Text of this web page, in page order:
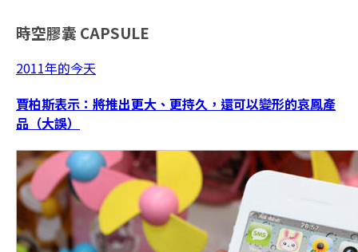
時空膠囊 CAPSULE
2011年的今天
賈柏斯表示：將推出更大、更持久，還可以變形的哀鳳產
品（大誤）